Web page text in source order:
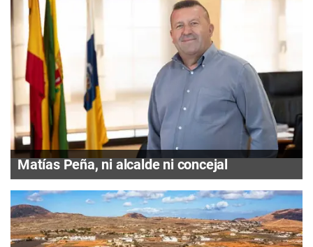
Matías Peña, ni alcalde ni concejal